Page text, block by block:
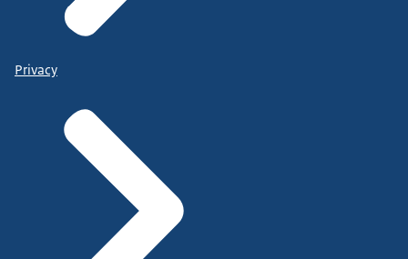
Privacy